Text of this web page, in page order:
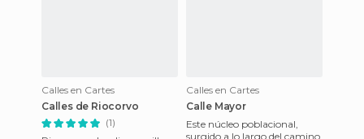
Calles en Cartes
Calles de Riocorvo
(1)
Calles en Cartes
Calle Mayor
Este núcleo poblacional,
surgido a lo largo del camino